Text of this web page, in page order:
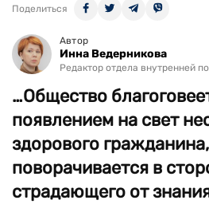
Поделиться
Автор
Инна Ведерникова
Редактор отдела внутренней
…Общество
появлением на свет
здорового
поворачивается в
страдающего от